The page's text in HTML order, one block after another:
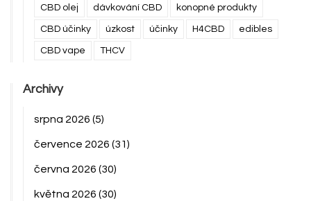
CBD olej dávkování CBD konopné produkty
CBD účinky úzkost účinky H4CBD edibles
CBD vape THCV
Archivy
srpna 2026 (5)
července 2026 (31)
června 2026 (30)
května 2026 (30)